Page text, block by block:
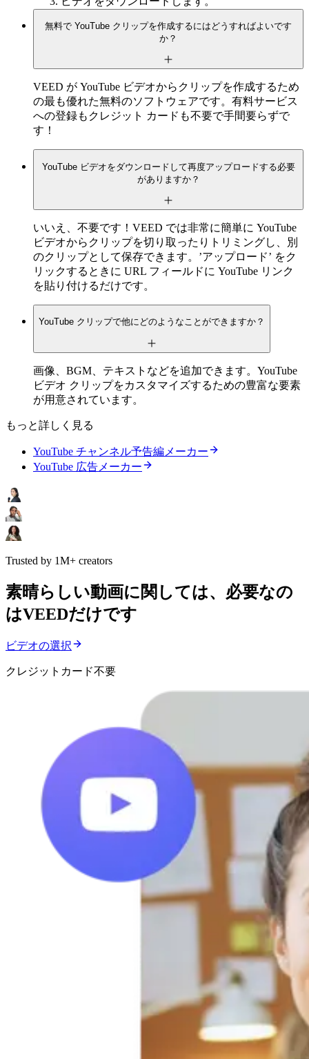
無料で YouTube クリップを作成するにはどうすればよいです
か？
VEED が YouTube ビデオからクリップを作成するため
の最も優れた無料のソフトウェアです。有料サービス
への登録もクレジット カードも不要で手間要らずで
す！
YouTube ビデオをダウンロードして再度アップロードする必要
がありますか？
いいえ、不要です！VEED では非常に簡単に YouTube
ビデオからクリップを切り取ったりトリミングし、別
のクリップとして保存できます。’アップロード’ をク
リックするときに URL フィールドに YouTube リンク
を貼り付けるだけです。
YouTube クリップで他にどのようなことができますか？
画像、BGM、テキストなどを追加できます。YouTube
ビデオ クリップをカスタマイズするための豊富な要素
が用意されています。
もっと詳しく見る
YouTube チャンネル予告編メーカー
YouTube 広告メーカー
Trusted by 1M+ creators
素晴らしい動画に関しては、必要なの
はVEEDだけです
ビデオの選択
クレジットカード不要